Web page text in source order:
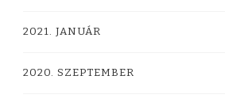
2021. JANUÁR
2020. SZEPTEMBER